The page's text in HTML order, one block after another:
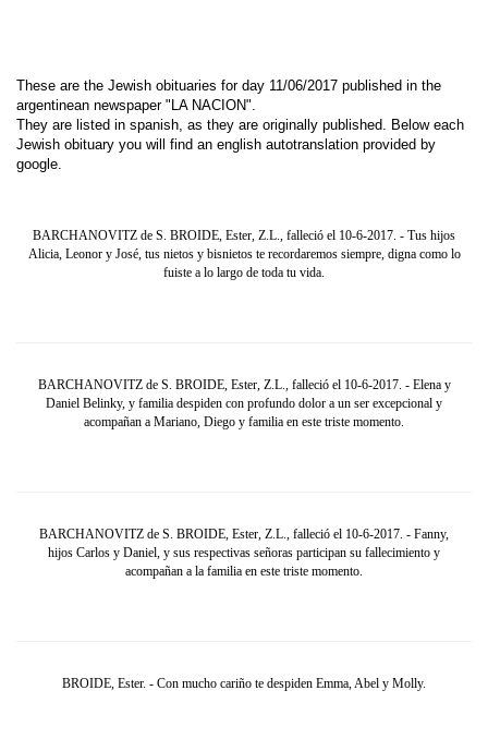
These are the Jewish obituaries for day 11/06/2017 published in the
argentinean newspaper "LA NACION".
They are listed in spanish, as they are originally published. Below each
Jewish obituary you will find an english autotranslation provided by
google.
BARCHANOVITZ de S. BROIDE, Ester, Z.L., falleció el 10-6-2017. - Tus hijos
Alicia, Leonor y José, tus nietos y bisnietos te recordaremos siempre, digna como lo
fuiste a lo largo de toda tu vida.
BARCHANOVITZ de S. BROIDE, Ester, Z.L., falleció el 10-6-2017. - Elena y
Daniel Belinky, y familia despiden con profundo dolor a un ser excepcional y
acompañan a Mariano, Diego y familia en este triste momento.
BARCHANOVITZ de S. BROIDE, Ester, Z.L., falleció el 10-6-2017. - Fanny,
hijos Carlos y Daniel, y sus respectivas señoras participan su fallecimiento y
acompañan a la familia en este triste momento.
BROIDE, Ester. - Con mucho cariño te despiden Emma, Abel y Molly.